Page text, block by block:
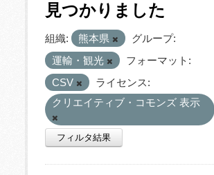
見つかりました
組織: 熊本県
グループ:
運輸・観光
フォーマット:
CSV
ライセンス:
クリエイティブ・コモンズ 表示
フィルタ結果